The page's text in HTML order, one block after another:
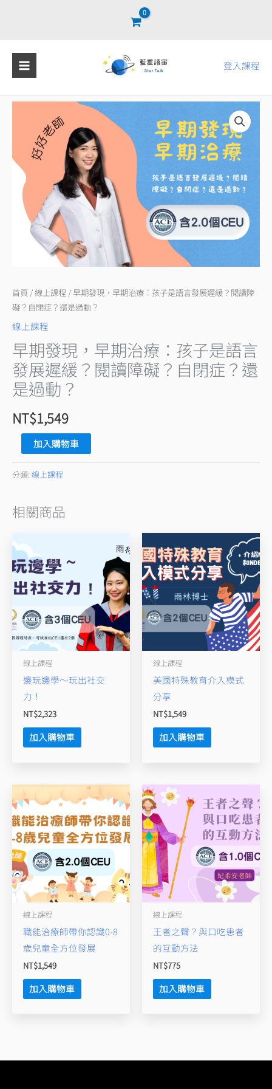
登入課程
首頁 /線上課程 / 早期發現，早期治療：孩子是語言發展遲緩？閱讀障
礙？自閉症？還是過動？
線上課程
早期發現，早期治療：孩子是語言
發展遲緩？閱讀障礙？自閉症？還
是過動？
NT$1,549
現，
療：
語
言
發
遲
緩？
閱
障
礙？
閉
還
是
動？
數
量
加入購物車
分類: 線上課程
相關商品
線上課程
邊玩邊學～玩出社交
力！
NT$2,323
加入購物車
線上課程
美國特殊教育介入模式
分享
NT$1,549
加入購物車
線上課程
職能治療師帶你認識0-8
歲兒童全方位發展
NT$1,549
加入購物車
線上課程
王者之聲？與口吃患者
的互動方法
NT$775
加入購物車